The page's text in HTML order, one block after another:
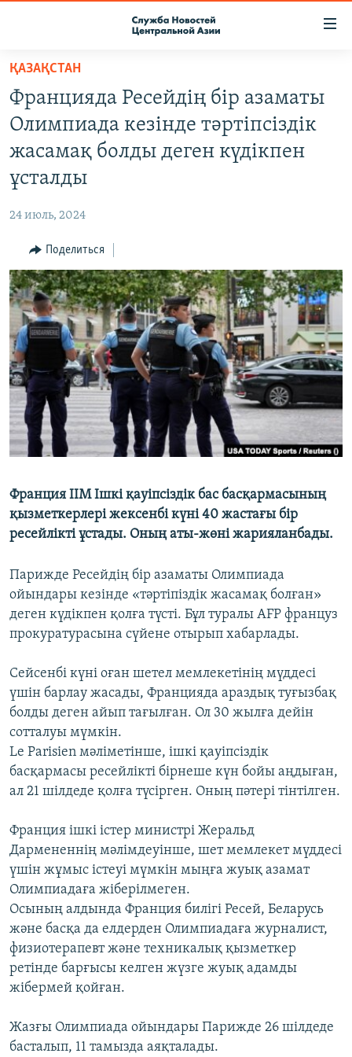
Вернуться
основному
содержанию
главной
Вернутся
поиску
ПОДПИСКА
МИГРАНТ МЕДИА
ҚАЗАҚСТАН
Францияда Ресейдің бір азаматы
Олимпиада кезінде тәртіпсіздік
жасамақ болды деген күдікпен
ұсталды
24 июль, 2024
Поделиться
Франция ІІМ Ішкі қауіпсіздік бас басқармасының
қызметкерлері жексенбі күні 40 жастағы бір
ресейлікті ұстады. Оның аты-жөні жарияланбады.
Парижде Ресейдің бір азаматы Олимпиада
ойындары кезінде «тәртіпіздік жасамақ болған»
деген күдікпен қолға түсті. Бұл туралы AFP француз
прокуратурасына сүйене отырып хабарлады.
Сейсенбі күні оған шетел мемлекетінің мүддесі
үшін барлау жасады, Францияда араздық туғызбақ
болды деген айып тағылған. Ол 30 жылға дейін
сотталуы мүмкін.
Le Parisien мәліметінше, ішкі қауіпсіздік
басқармасы ресейлікті бірнеше күн бойы аңдыған,
ал 21 шілдеде қолға түсірген. Оның пәтері тінтілген.
Франция ішкі істер министрі Жеральд
Дармененнің мәлімдеуінше, шет мемлекет мүддесі
үшін жұмыс істеуі мүмкін мыңға жуық азамат
Олимпиадаға жіберілмеген.
Осының алдында Франция билігі Ресей, Беларусь
және басқа да елдерден Олимпиадаға журналист,
физиотерапевт және техникалық қызметкер
ретінде барғысы келген жүзге жуық адамды
жібермей қойған.
Жазғы Олимпиада ойындары Парижде 26 шілдеде
басталып, 11 тамызда аяқталады.